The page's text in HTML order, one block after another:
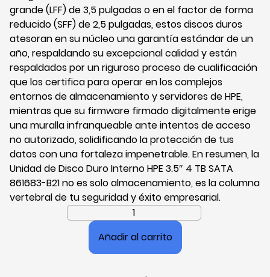
grande (LFF) de 3,5 pulgadas o en el factor de forma
reducido (SFF) de 2,5 pulgadas, estos discos duros
atesoran en su núcleo una garantía estándar de un
año, respaldando su excepcional calidad y están
respaldados por un riguroso proceso de cualificación
que los certifica para operar en los complejos
entornos de almacenamiento y servidores de HPE,
mientras que su firmware firmado digitalmente erige
una muralla infranqueable ante intentos de acceso
no autorizado, solidificando la protección de tus
datos con una fortaleza impenetrable. En resumen, la
Unidad de Disco Duro Interno HPE 3.5″ 4 TB SATA
861683-B21 no es solo almacenamiento, es la columna
vertebral de tu seguridad y éxito empresarial.
Unidad
Añadir al carrito